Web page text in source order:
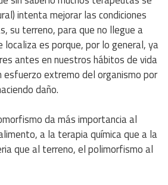
intenta mejorar las condiciones
su terreno, para que no llegue a
localiza es porque, por lo general, ya
antes en nuestros hábitos de vida
esfuerzo extremo del organismo por
daño.
da más importancia al
a la terapia química que a la
que al terreno, el polimorfismo al